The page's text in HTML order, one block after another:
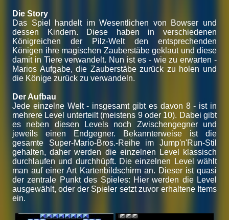
Die Story
Das Spiel handelt im Wesentlichen von Bowser und
dessen Kindern. Diese haben in verschiedenen
Königreichen der Pilz-Welt den entsprechenden
Königen ihre magischen Zauberstäbe geklaut und diese
damit in Tiere verwandelt. Nun ist es - wie zu erwarten -
Marios Aufgabe, die Zauberstäbe zurück zu holen und
die Könige zurück zu verwandeln.
Der Aufbau
Jede einzelne Welt - insgesamt gibt es davon 8 - ist in
mehrere Level unterteilt (meistens 9 oder 10). Dabei gibt
es neben diesen Levels noch Zwischengegner und
jeweils einen Endgegner. Bekannterweise ist die
gesamte Super-Mario-Bros.-Reihe im Jump'n'Run-Stil
gehalten, daher werden die einzelnen Level klassisch
durchlaufen und durchhüpft. Die einzelnen Level wählt
man auf einer Art Kartenbildschirm an. Dieser ist quasi
der zentrale Punkt des Spieles: Hier werden die Level
ausgewählt, oder der Spieler setzt zuvor erhaltene Items
ein.